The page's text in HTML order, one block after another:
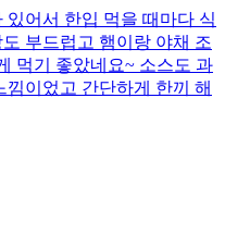
어서 한입 먹을 때마다 식
부드럽고 햄이랑 야채 조
먹기 좋았네요~ 소스도 과
이었고 간단하게 한끼 해